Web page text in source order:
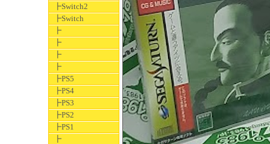
┣Switch2
┣Switch
┣
┣
┣
┣
┣PS5
┣PS4
┣PS3
┣PS2
┣PS1
┣